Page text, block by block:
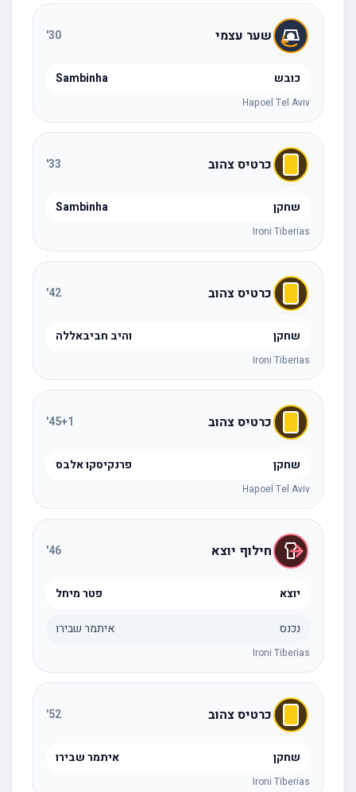
שער עצמי 30
'
כובש Sambinha
Hapoel Tel Aviv
כרטיס צהוב 33
'
שחקן Sambinha
Ironi Tiberias
כרטיס צהוב 42
'
שחקן והיב חביבאללה
Ironi Tiberias
כרטיס צהוב 45+1
'
שחקן פרנקיסקו אלבס
Hapoel Tel Aviv
חילוף יוצא 46
'
יוצא פטר מיחל
נכנס איתמר שבירו
Ironi Tiberias
כרטיס צהוב 52
'
שחקן איתמר שבירו
Ironi Tiberias